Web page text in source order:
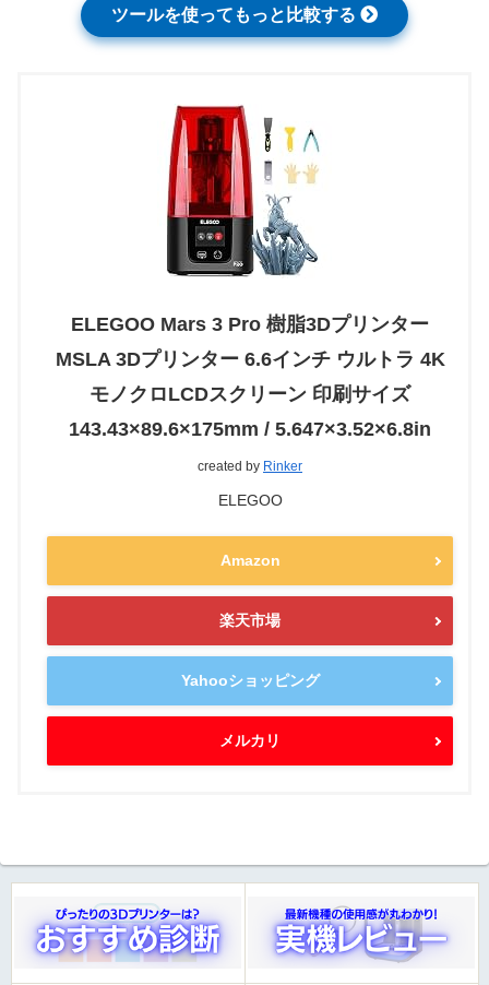
ツールを使ってもっと比較する
ELEGOO Mars 3 Pro 樹脂3Dプリンター
MSLA 3Dプリンター 6.6インチ ウルトラ 4K
モノクロLCDスクリーン 印刷サイズ
143.43×89.6×175mm / 5.647×3.52×6.8in
created by Rinker
ELEGOO
Amazon
楽天市場
Yahooショッピング
メルカリ
ウノケンマンAI（β）